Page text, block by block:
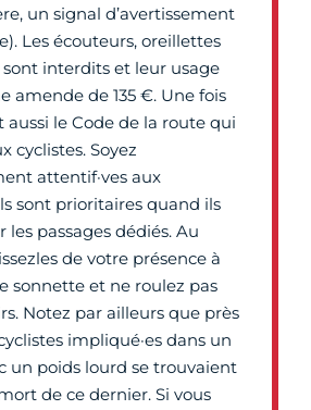
un signal d’avertissement
Les écouteurs, oreillettes
interdits et leur usage
amende de 135 €. Une fois
aussi le Code de la route qui
cyclistes. Soyez
attentif·ves aux
sont prioritaires quand ils
les passages dédiés. Au
de votre présence à
sonnette et ne roulez pas
Notez par ailleurs que près
impliqué·es dans un
un poids lourd se trouvaient
de ce dernier. Si vous